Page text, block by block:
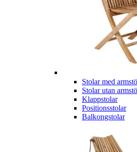
Stolar med
Stolar utan
Klappstolar
Positionsstolar
Balkongstolar